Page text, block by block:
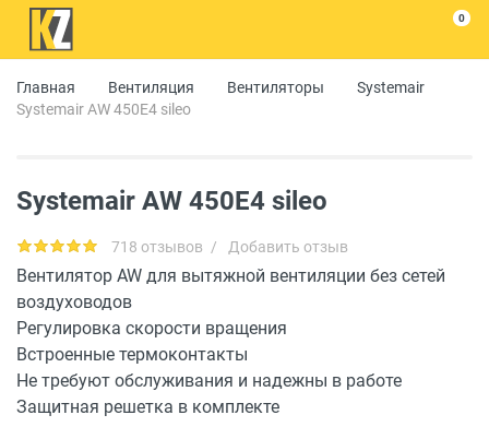
0
Главная Вентиляция Вентиляторы
Systemair
Systemair AW 450E4 sileo
Systemair AW 450E4 sileo
718 отзывов / Добавить отзыв
Вентилятор AW для вытяжной вентиляции без сетей
воздуховодов
Регулировка скорости вращения
Встроенные термоконтакты
Не требуют обслуживания и надежны в работе
Защитная решетка в комплекте